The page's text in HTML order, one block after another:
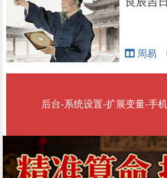
周易
后台-系统设置-扩展变量-手